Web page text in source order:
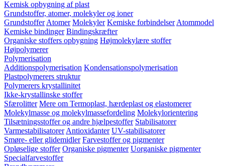
Kemisk opbygning af plast
Grundstoffer, atomer, molekyler og ioner
Grundstoffer Atomer Molekyler Kemiske forbindelser Atommodel
Kemiske bindinger Bindingskræfter
Organiske stoffers opbygning Højmolekylære stoffer
Højpolymerer
Polymerisation
Additionspolymerisation Kondensationspolymerisation
Plastpolymerers struktur
Polymerers krystallinitet
Ikke-krystallinske stoffer
Sfærolitter Mere om Termoplast, hærdeplast og elastomerer
Molekylmasse og molekylmassefordeling Molekylorientering
Tilsætningsstoffer og andre hjælpestoffer Stabilisatorer
Varmestabilisatorer Antioxidanter UV-stabilisatorer
Smøre- eller glidemidler Farvestoffer og pigmenter
Opløselige stoffer Organiske pigmenter Uorganiske pigmenter
Specialfarvestoffer